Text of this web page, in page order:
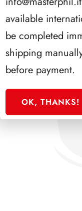
available
be completed
shipping
before payment.
OK, THANKS!